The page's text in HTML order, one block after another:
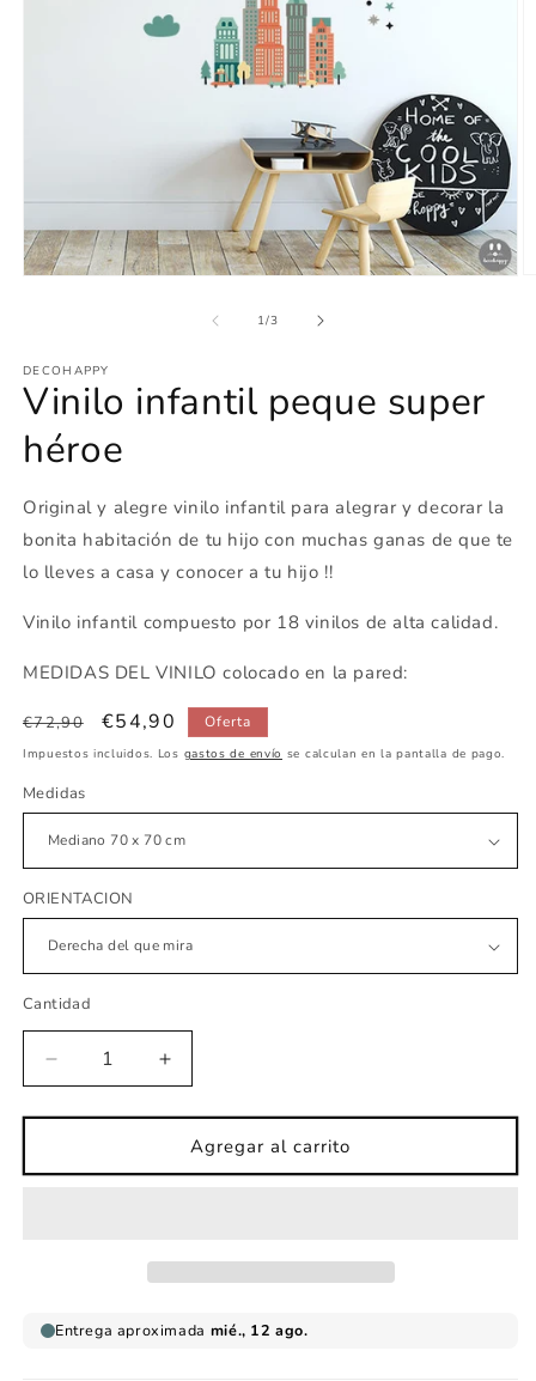
una
ventana
modal
1/de
3
DECOHAPPY
Vinilo infantil peque super
héroe
Original y alegre vinilo infantil para alegrar y decorar la
bonita habitación de tu hijo con muchas ganas de que te
lo lleves a casa y conocer a tu hijo !!
Vinilo infantil compuesto por 18 vinilos de alta calidad.
MEDIDAS DEL VINILO colocado en la pared:
Precio
habitual
€72,90
Precio
de
€54,90 Oferta
Impuestos incluidos. Los gastos de envío se calculan en la pantalla de pago.
Medidas
ORIENTACION
Cantidad
Reducir
cantidad
para
infantil
Aumentar
cantidad
para
Vinilo
infantil
Agregar al carrito